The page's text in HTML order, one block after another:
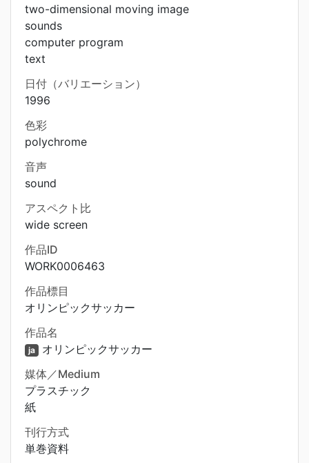
two-dimensional moving image
sounds
computer program
text
日付（バリエーション）
1996
色彩
polychrome
音声
sound
アスペクト比
wide screen
作品ID
WORK0006463
作品標目
オリンピックサッカー
作品名
ja オリンピックサッカー
媒体／Medium
プラスチック
紙
刊行方式
単巻資料